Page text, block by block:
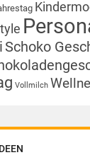
Schoko
Vollmilch